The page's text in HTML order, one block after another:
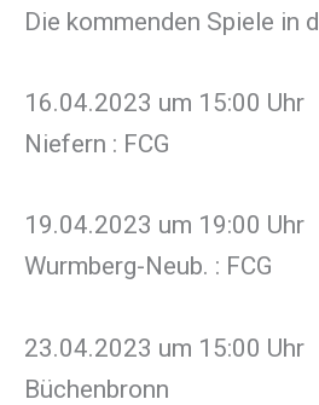
Die kommenden Spiele in
16.04.2023 um
Niefern : FCG
19.04.2023 um
Wurmberg-Neub. : FCG
23.04.2023 um 15:00
Büchenbronn